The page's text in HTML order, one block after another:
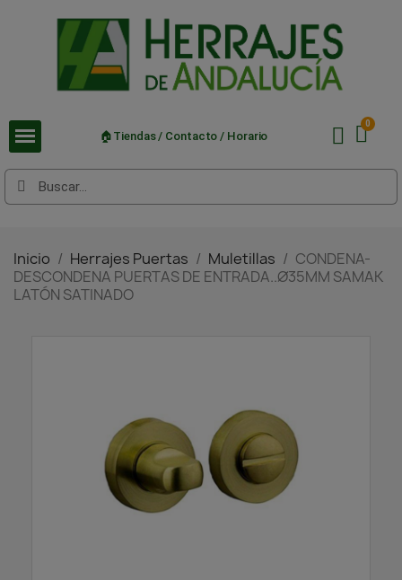
🏠Tiendas / Contacto / Horario
Inicio Herrajes Puertas Muletillas
CONDENA-
DESCONDENA PUERTAS DE ENTRADA..Ø35MM SAMAK
LATÓN SATINADO